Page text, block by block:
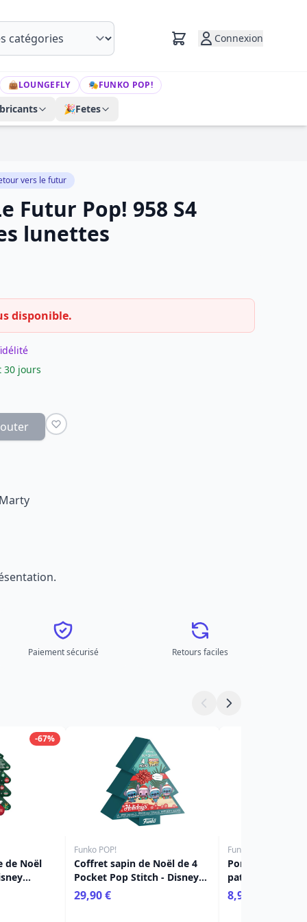
Connexion
👜LOUNGEFLY 🎭FUNKO POP!
🎉Fetes
vers le futur
Futur Pop! 958 S4
lunettes
disponible.
30 jours
Paiement sécurisé Retours faciles
-67%
de Noël
Monsieur
Funko POP!
Coffret sapin de Noël de 4
Pocket Pop Stitch - Disney
Lilo & Stitch
29,90 €
Funko POP!
Porte-clés
patiné - Disney
8,90 €